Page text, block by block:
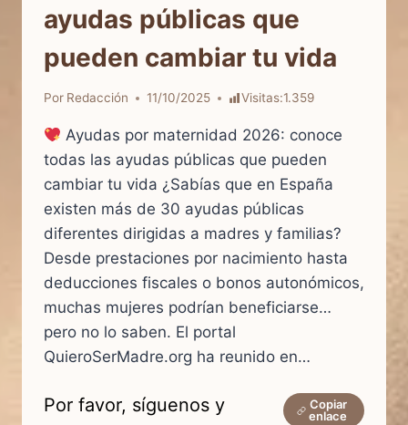
ayudas públicas que
pueden cambiar tu vida
Por Redacción 11/10/2025 Visitas:1.359
Ayudas por maternidad 2026: conoce
todas las ayudas públicas que pueden
cambiar tu vida ¿Sabías que en España
existen más de 30 ayudas públicas
diferentes dirigidas a madres y familias?
Desde prestaciones por nacimiento hasta
deducciones fiscales o bonos autonómicos,
muchas mujeres podrían beneficiarse…
pero no lo saben. El portal
QuieroSerMadre.org ha reunido en…
Por favor, síguenos y
Copiar
enlace